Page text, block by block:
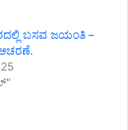
ಬಸವ ಜಯಂತಿ –